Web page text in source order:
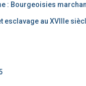
: Bourgeoisies
esclavage au XVIIIe